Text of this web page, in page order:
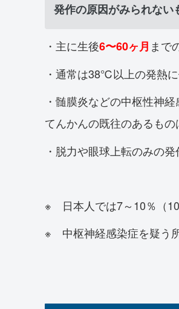
発作の原因がみられない
・主に生後6〜60ヶ月 まで
・通常は38℃以上の発熱
・髄膜炎などの中枢性神
てんかんの既往のあるもの
・脱力や眼球上転のみの
※ 日本人では7～10％（10
※ 中枢神経感染症を疑う